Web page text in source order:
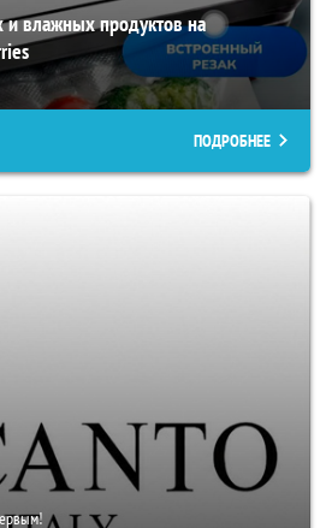
и влажных продуктов на
ПОДРОБНЕЕ